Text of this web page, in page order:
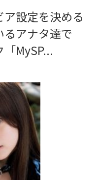
設定を決める
アナタ達で
MySP...